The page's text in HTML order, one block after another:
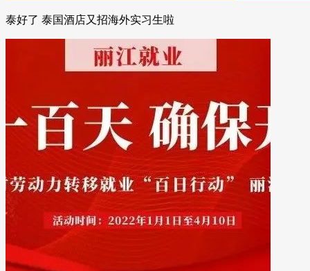
泰好了 泰国酒店又招海外实习生啦